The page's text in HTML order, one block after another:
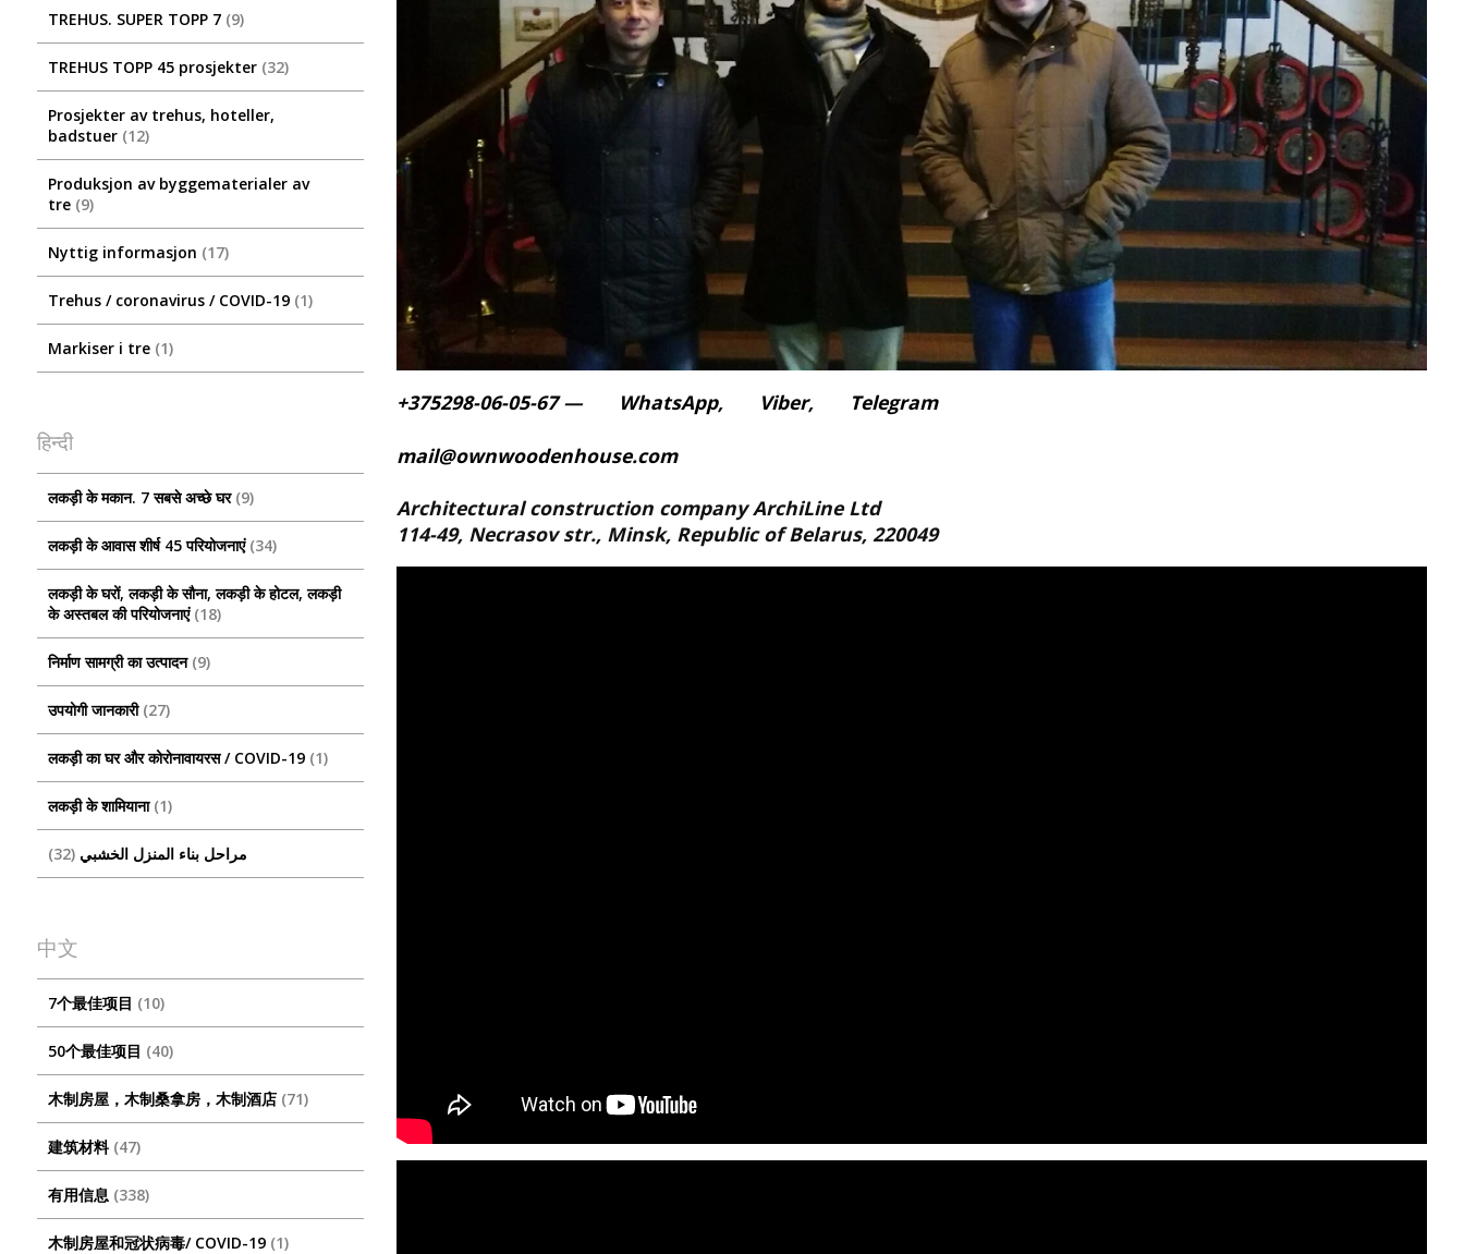
TREHUS. SUPER TOPP 7 9
TREHUS TOPP 45 prosjekter 32
Prosjekter av trehus, hoteller,
badstuer 12
Produksjon av byggematerialer av
tre 9
Nyttig informasjon 17
Trehus / coronavirus / COVID-19 1
Markiser i tre 1
हिन्दी
लकड़ी के मकान. 7 सबसे अच्छे घर 9
लकड़ी के आवास शीर्ष 45 परियोजनाएं 34
लकड़ी के घरों, लकड़ी के सौना, लकड़ी के होटल, लकड़ी
के अस्तबल की परियोजनाएं 18
निर्माण सामग्री का उत्पादन 9
उपयोगी जानकारी 27
लकड़ी का घर और कोरोनावायरस / COVID-19 1
लकड़ी के शामियाना 1
مراحل بناء المنزل الخشبي 32
中文
7个最佳项目 10
50个最佳项目 40
木制房屋，木制桑拿房，木制酒店 71
建筑材料 47
有用信息 338
木制房屋和冠状病毒/ COVID-19 1
+375298-06-05-67— WhatsApp, Viber, Telegram
mail@ownwoodenhouse.com
Architectural construction company ArchiLine Ltd
114-49, Necrasov str., Minsk, Republic of Belarus, 220049